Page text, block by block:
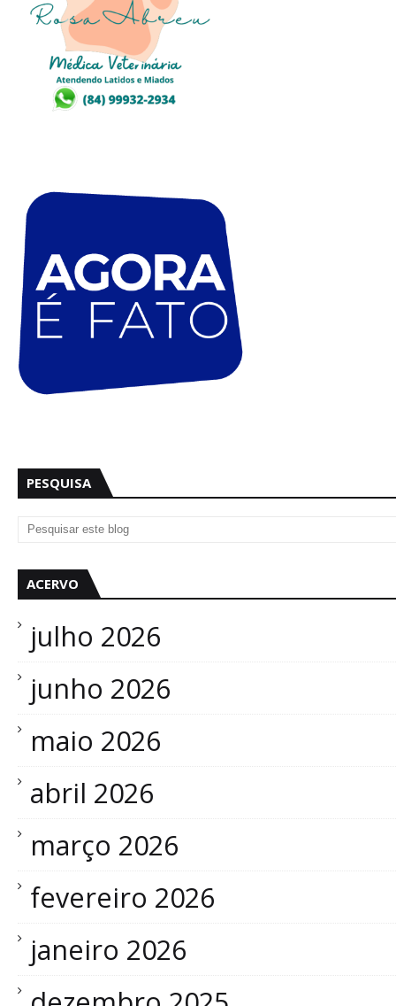
PESQUISA
ACERVO
julho 2026
junho 2026
maio 2026
abril 2026
março 2026
fevereiro 2026
janeiro 2026